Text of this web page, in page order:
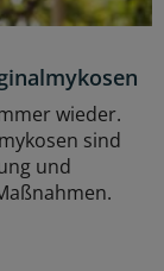
wieder.
sind
und